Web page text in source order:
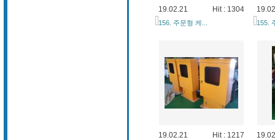
19.02.21 Hit : 1304
156. 주문형 케... 155.
19.02.21 Hit : 1217